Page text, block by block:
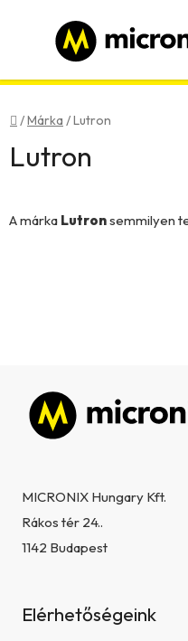
tartalomhoz
Kezdőlap
/Márka /Lutron
Lutron
A márka Lutronsemmilyen
Lábléc
MICRONIX Hungary Kft.
Rákos tér 24..
1142 Budapest
Elérhetőségeink